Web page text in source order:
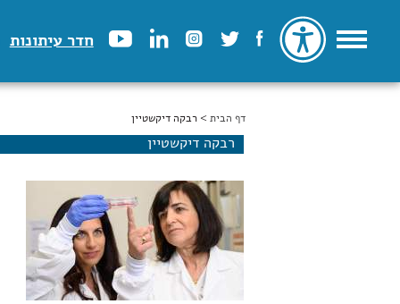
חדר עיתונות
הינך נמצא כאן
דף הבית > רבקה דיקשטיין
רבקה דיקשטיין